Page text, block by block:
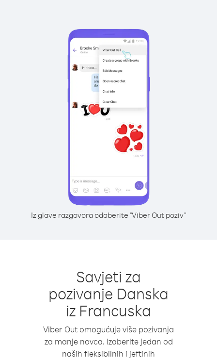
Iz glave razgovora odaberite "Viber Out poziv"
Savjeti za
pozivanje Danska
iz Francuska
Viber Out omogućuje više pozivanja
za manje novca. Izaberite jedan od
naših fleksibilnih i jeftinih